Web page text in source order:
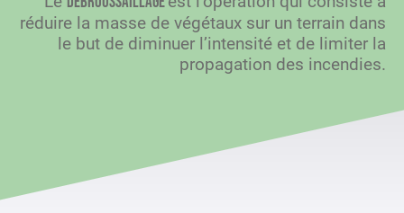
réduire la masse de végétaux sur un terrain dans
le but de diminuer l’intensité et de limiter la
propagation des incendies.